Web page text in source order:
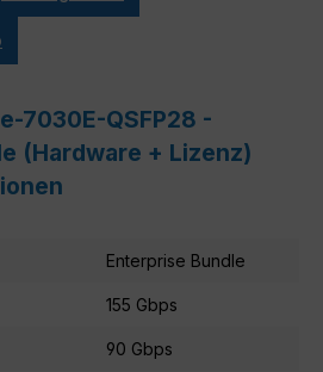
7030E-QSFP28 -
(Hardware + Lizenz)
Enterprise Bundle
155 Gbps
90 Gbps